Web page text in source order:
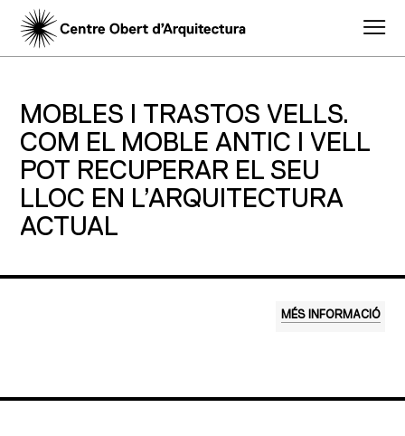
MOBLES I TRASTOS VELLS.
COM EL MOBLE ANTIC I VELL
POT RECUPERAR EL SEU
LLOC EN L’ARQUITECTURA
ACTUAL
MÉS INFORMACIÓ